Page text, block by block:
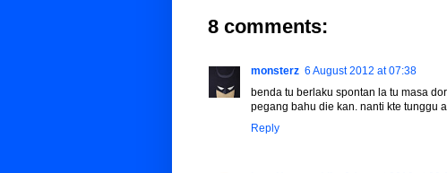
8 comments:
monsterz 6 August 2012 at 07:38
benda tu berlaku spontan la tu masa
pegang bahu die kan. nanti kte tunggu
Reply